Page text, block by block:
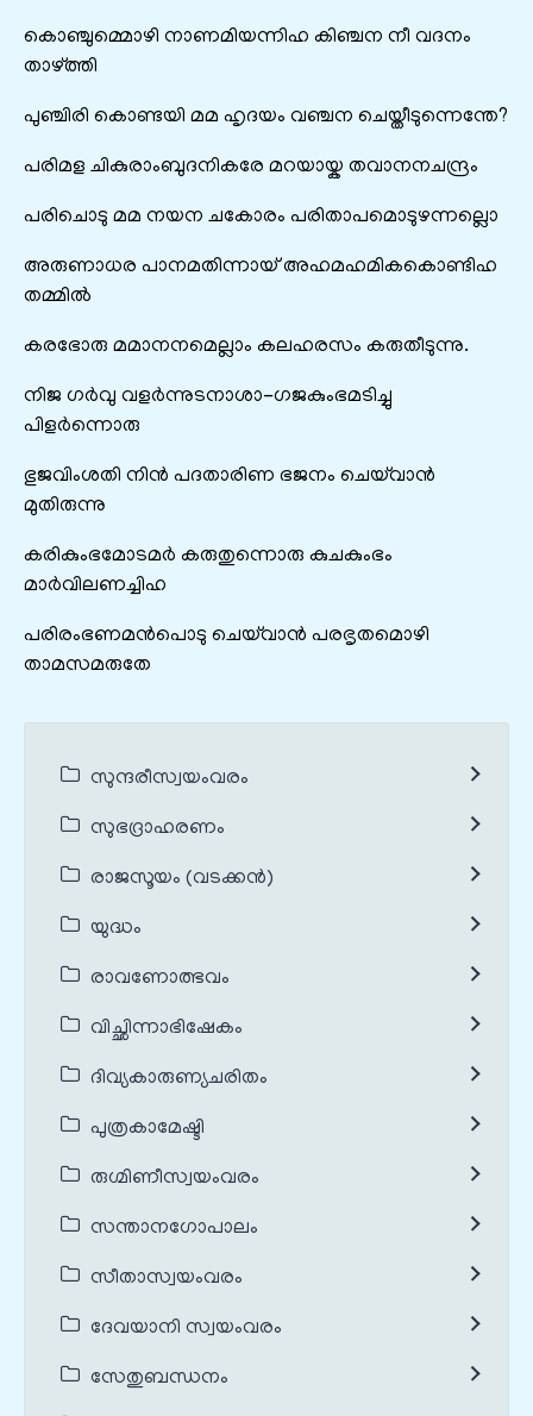
കൊഞ്ചുമ്മൊഴി നാണമിയന്നിഹ കിഞ്ചന നീ വദനം
താഴ്ത്തി
പുഞ്ചിരി കൊണ്ടയി മമ ഹൃദയം വഞ്ചന ചെയ്തീടുന്നെന്തേ?
പരിമള ചികുരാംബുദനികരേ മറയായ്ക തവാനനചന്ദ്രം
പരിചൊടു മമ നയന ചകോരം പരിതാപമൊടുഴന്നല്ലൊ
അരുണാധര പാനമതിന്നായ് അഹമഹമികകൊണ്ടിഹ
തമ്മിൽ
കരഭോരു മമാനനമെല്ലാം കലഹരസം കരുതീടുന്നു.
നിജ ഗർവു വളർന്നുടനാശാ-ഗജകുംഭമടിച്ചു
പിളർന്നൊരു
ഭുജവിംശതി നിൻ പദതാരിണ ഭജനം ചെയ്‌വാൻ
മുതിരുന്നു
കരികുംഭമോടമർ കരുതുന്നൊരു കുചകുംഭം
മാർവിലണച്ചിഹ
പരിരംഭണമൻപൊടു ചെയ്‌വാൻ പരഭൃതമൊഴി
താമസമരുതേ
സുന്ദരീസ്വയംവരം
സുഭദ്രാഹരണം
രാജസൂയം (വടക്കൻ)
യുദ്ധം
രാവണോത്ഭവം
വിച്ഛിന്നാഭിഷേകം
ദിവ്യകാരുണ്യചരിതം
പുത്രകാമേഷ്ടി
രുഗ്മിണീസ്വയംവരം
സന്താനഗോപാലം
സീതാസ്വയംവരം
ദേവയാനി സ്വയംവരം
സേതുബന്ധനം